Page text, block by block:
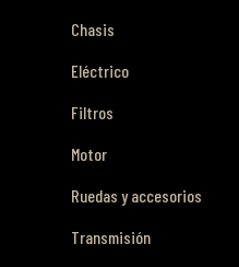
Chasis
Eléctrico
Filtros
Motor
Ruedas y accesorios
Transmisión